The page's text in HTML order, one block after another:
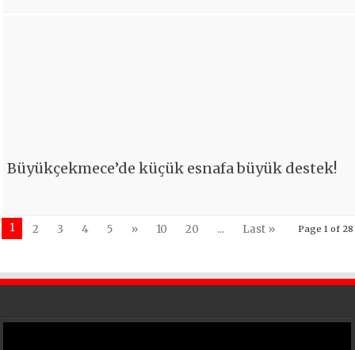
Büyükçekmece’de küçük esnafa büyük destek!
Page 1 of 28
1 2 3 4 5 » 10 20 ... Last »